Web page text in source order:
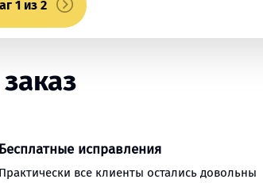
1 из 2
Бесплатные исправления
Практически все клиенты остались довольны